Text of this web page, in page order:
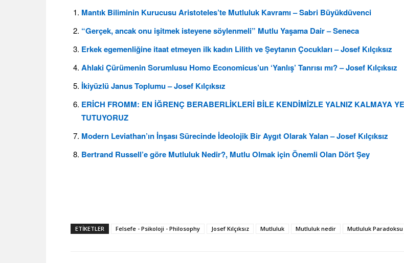
Mantık Biliminin Kurucusu Aristoteles’te Mutluluk Kavramı – Sabri Büyükdüvenci
“Gerçek, ancak onu işitmek isteyene söylenmeli” Mutlu Yaşama Dair – Seneca
Erkek egemenliğine itaat etmeyen ilk kadın Lilith ve Şeytanın Çocukları – Josef Kılçıksız
Ahlaki Çürümenin Sorumlusu Homo Economicus’un ‘Yanlış’ Tanrısı mı? – Josef Kılçıksız
İkiyüzlü Janus Toplumu – Josef Kılçıksız
ERİCH FROMM: EN İĞRENÇ BERABERLİKLERİ BİLE KENDİMİZLE YALNIZ KALMAYA
TUTUYORUZ
Modern Leviathan’ın İnşası Sürecinde İdeolojik Bir Aygıt Olarak Yalan – Josef Kılçıksız
Bertrand Russell’e göre Mutluluk Nedir?, Mutlu Olmak için Önemli Olan Dört Şey
ETIKETLER Felsefe - Psikoloji - Philosophy Josef Kılçıksız Mutluluk Mutluluk nedir Mutluluk Paradoksu